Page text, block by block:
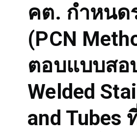
คต. กำหนด
(PCN
ตอบแบบสอ
Welded
and Tubes